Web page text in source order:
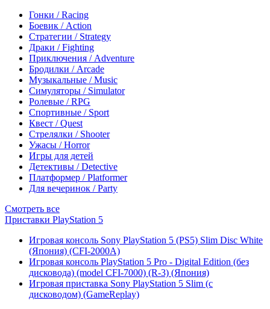
Гонки / Racing
Боевик / Action
Стратегии / Strategy
Драки / Fighting
Приключения / Adventure
Бродилки / Arcade
Музыкальные / Music
Симуляторы / Simulator
Ролевые / RPG
Спортивные / Sport
Квест / Quest
Стрелялки / Shooter
Ужасы / Horror
Игры для детей
Детективы / Detective
Платформер / Platformer
Для вечеринок / Party
Смотреть все
Приставки PlayStation 5
Игровая консоль Sony PlayStation 5 (PS5) Slim Disc White
(Япония) (CFI-2000A)
Игровая консоль PlayStation 5 Pro - Digital Edition (без
дисковода) (model CFI-7000) (R-3) (Япония)
Игровая приставка Sony PlayStation 5 Slim (с
дисководом) (GameReplay)